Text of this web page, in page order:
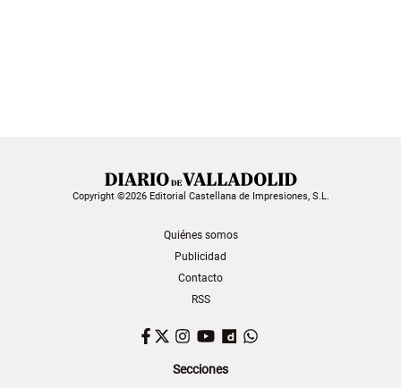
Copyright ©2026 Editorial Castellana de Impresiones, S.L.
Quiénes somos
Publicidad
Contacto
RSS
Facebook
TwitterInstagram
YouTubeDailymotion
Secciones